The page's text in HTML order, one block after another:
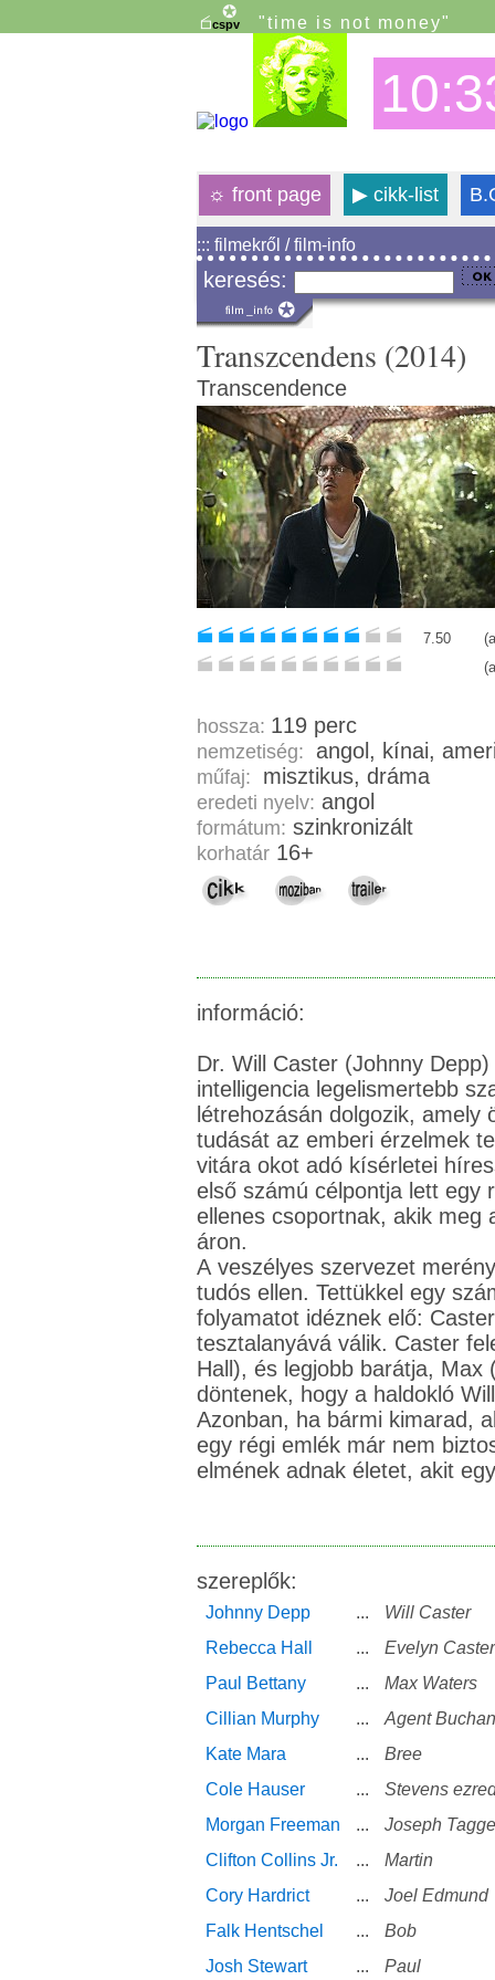
"time is not money"
☼ front page ▶cikk-list
::: filmekről / film-info
keresés:
Transzcendens (2014)
Transcendence
7.50
hossza: 119 perc
nemzetiség: angol, kínai,
műfaj: misztikus, dráma
eredeti nyelv: angol
formátum: szinkronizált
korhatár 16+
információ:
Dr. Will Caster (Johnny
intelligencia legelismertebb
létrehozásán dolgozik, amely
tudását az emberi érzelmek
vitára okot adó kísérletei
első számú célpontja lett egy
ellenes csoportnak, akik meg
áron.
A veszélyes szervezet
tudós ellen. Tettükkel egy
folyamatot idéznek elő:
tesztalanyává válik. Caster
Hall), és legjobb barátja, Max
döntenek, hogy a haldokló
Azonban, ha bármi kimarad,
egy régi emlék már nem
elmének adnak életet, akit
szereplők:
Johnny Depp ...
Will Caster
Rebecca Hall
...
Evelyn Caster
Paul Bettany
...
Max Waters
Cillian Murphy
...
Agent
Kate Mara
...
Bree
Cole Hauser
...
Stevens
Morgan Freeman
...
Joseph
Clifton Collins Jr.
...
Martin
Cory Hardrict
...
Joel Edmund
Falk Hentschel
...
Bob
Josh Stewart
...
Paul